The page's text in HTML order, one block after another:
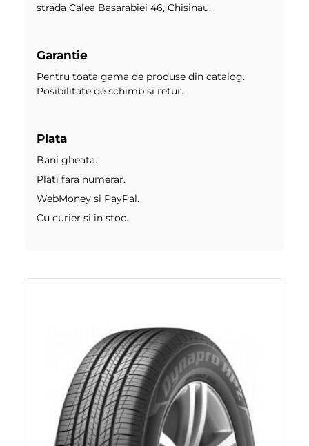
strada Calea Basarabiei 46, Chisinau.
Garantie
Pentru toata gama de produse din catalog.
Posibilitate de schimb si retur.
Plata
Bani gheata.
Plati fara numerar.
WebMoney si PayPal.
Cu curier si in stoc.